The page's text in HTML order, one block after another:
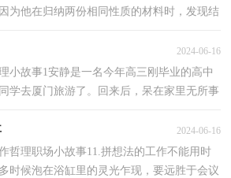
为他在归纳两份相同性质的材料时，发现结
2024-06-16
小故事1安静是一名今年高三刚毕业的高中
学去厦门旅游了。回来后，呆在家里无所事
2024-06-16
哲理职场小故事11.拼想法的工作不能用时
时候泡在浴缸里的灵光乍现，要远胜于会议